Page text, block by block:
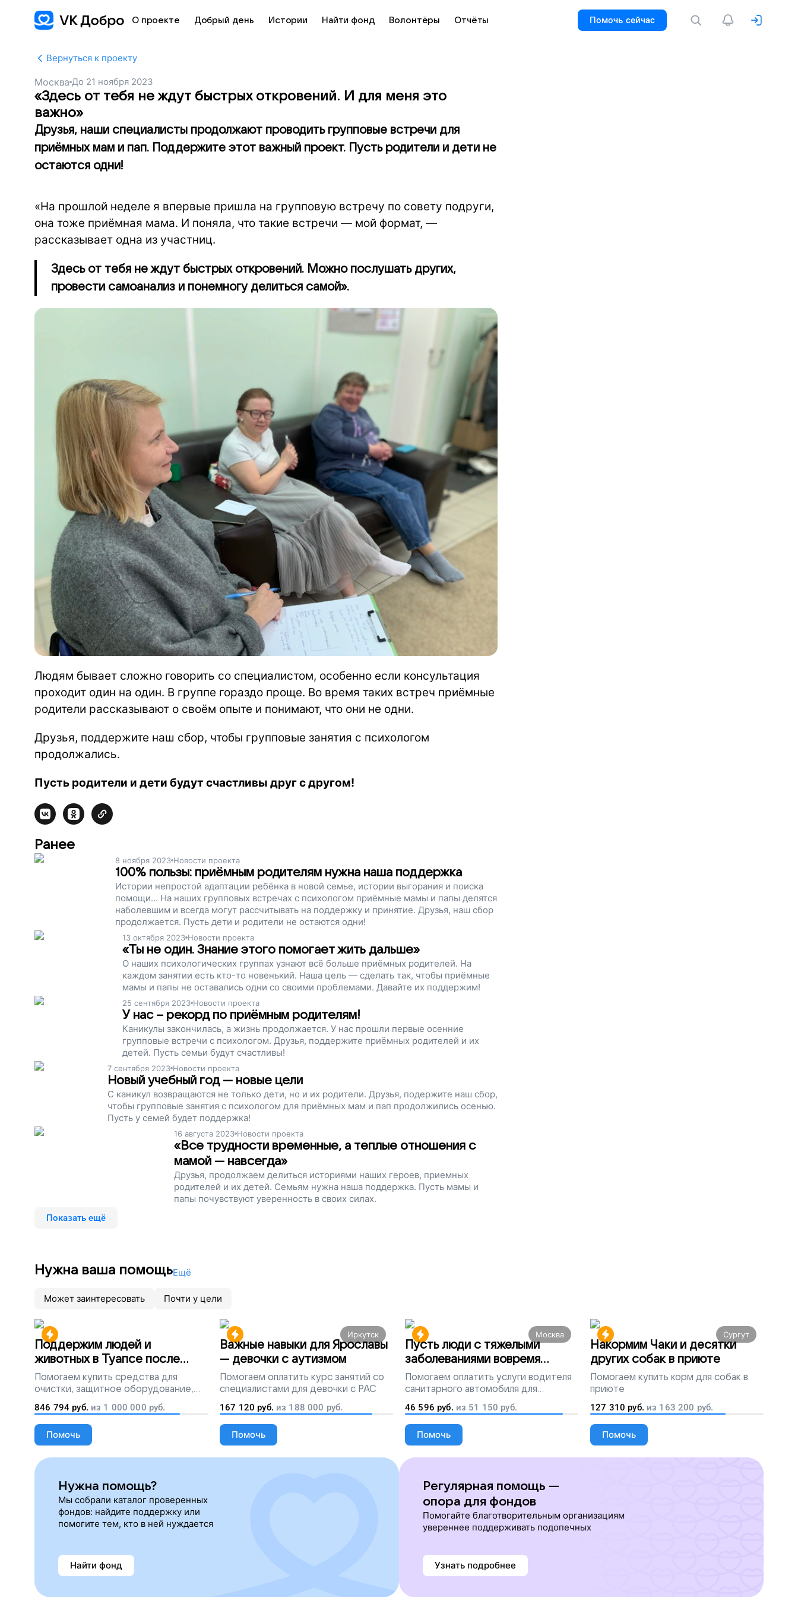
О проекте Добрый день Истории Найти фонд Волонтёры Отчёты Помочь сейчас
Вернуться к проекту
Москва До 21 ноября 2023
«Здесь от тебя не ждут быстрых откровений. И для меня это
важно»
Друзья, наши специалисты продолжают проводить групповые встречи для
приёмных мам и пап. Поддержите этот важный проект. Пусть родители и дети не
остаются одни!
«На прошлой неделе я впервые пришла на групповую встречу по совету подруги,
она тоже приёмная мама. И поняла, что такие встречи — мой формат, —
рассказывает одна из участниц.
Здесь от тебя не ждут быстрых откровений. Можно послушать других,
провести самоанализ и понемногу делиться самой».
Людям бывает сложно говорить со специалистом, особенно если консультация
проходит один на один. В группе гораздо проще. Во время таких встреч приёмные
родители рассказывают о своём опыте и понимают, что они не одни.
Друзья, поддержите наш сбор, чтобы групповые занятия с психологом
продолжались.
Пусть родители и дети будут счастливы друг с другом!
Ранее
8 ноября 2023 Новости проекта
100% пользы: приёмным родителям нужна наша поддержка
Истории непростой адаптации ребёнка в новой семье, истории выгорания и поиска
помощи... На наших групповых встречах с психологом приёмные мамы и папы делятся
наболевшим и всегда могут рассчитывать на поддержку и принятие. Друзья, наш сбор
продолжается. Пусть дети и родители не остаются одни!
13 октября 2023 Новости проекта
«Ты не один. Знание этого помогает жить дальше»
О наших психологических группах узнают всё больше приёмных родителей. На
каждом занятии есть кто-то новенький. Наша цель — сделать так, чтобы приёмные
мамы и папы не оставались одни со своими проблемами. Давайте их поддержим!
25 сентября 2023 Новости проекта
У нас – рекорд по приёмным родителям!
Каникулы закончилась, а жизнь продолжается. У нас прошли первые осенние
групповые встречи с психологом. Друзья, поддержите приёмных родителей и их
детей. Пусть семьи будут счастливы!
7 сентября 2023 Новости проекта
Новый учебный год — новые цели
С каникул возвращаются не только дети, но и их родители. Друзья, подержите наш сбор,
чтобы групповые занятия с психологом для приёмных мам и пап продолжились осенью.
Пусть у семей будет поддержка!
16 августа 2023 Новости проекта
«Все трудности временные, а теплые отношения с
мамой — навсегда»
Друзья, продолжаем делиться историями наших героев, приемных
родителей и их детей. Семьям нужна наша поддержка. Пусть мамы и
папы почувствуют уверенность в своих силах.
Показать ещё
Нужна ваша помощьЕщё
Может заинтересовать Почти у цели
Поддержим людей и
животных в Туапсе после
разлива мазута
Помогаем купить средства для
очистки, защитное оборудование,
лекарства, корм и предметы первой
необходимости
846 794 руб. из 1 000 000 руб.
Помочь
Иркутск
Важные навыки для Ярославы
— девочки с аутизмом
Помогаем оплатить курс занятий со
специалистами для девочки с РАС
167 120 руб. из 188 000 руб.
Помочь
Москва
Пусть люди с тяжелыми
заболеваниями вовремя
попадут на лечение
Помогаем оплатить услуги водителя
санитарного автомобиля для
перевозки тяжелобольных людей
46 596 руб. из 51 150 руб.
Помочь
Сургут
Накормим Чаки и десятки
других собак в приюте
Помогаем купить корм для собак в
приюте
127 310 руб. из 163 200 руб.
Помочь
Нужна помощь?
Мы собрали каталог проверенных
фондов: найдите поддержку или
помогите тем, кто в ней нуждается
Найти фонд
Регулярная помощь —
опора для фондов
Помогайте благотворительным организациям
увереннее поддерживать подопечных
Узнать подробнее